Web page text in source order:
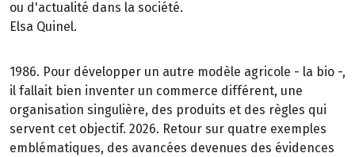
ou d'actualité dans la société.
Elsa Quinel.
1986. Pour développer un autre modèle agricole - la bio -,
il fallait bien inventer un commerce différent, une
organisation singulière, des produits et des règles qui
servent cet objectif. 2026. Retour sur quatre exemples
emblématiques, des avancées devenues des évidences